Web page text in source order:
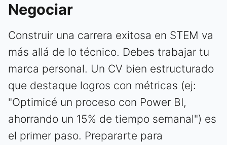
Negociar
Construir una carrera exitosa en STEM va
más allá de lo técnico. Debes trabajar tu
marca personal. Un CV bien estructurado
que destaque logros con métricas (ej:
"Optimicé un proceso con Power BI,
ahorrando un 15% de tiempo semanal") es
el primer paso. Prepararte para